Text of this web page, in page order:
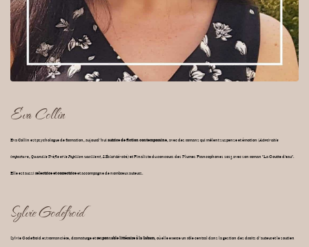
Eva Collin
Eva Collin est psychologue de formation, aujourd’huiautrice de fiction contemporaine, avec des romans qui mêlent suspense et émotion (Admirable
imposture,Quand le Trèfle et le Papillon vacillent, L'Éclat dérobé)et Finaliste du concours des Plumes Francophones 2023 avec son roman "La Goutte d'eau".
Elle est aussirelectrice et correctriceet accompagne de nombreux auteurs.
Sylvie Godefroid
Sylvie Godefroid est romancière, dramaturge etresponsable littéraire à la Sabam, où elle exerce un rôle central dans la gestion des droits d’auteur et le soutien